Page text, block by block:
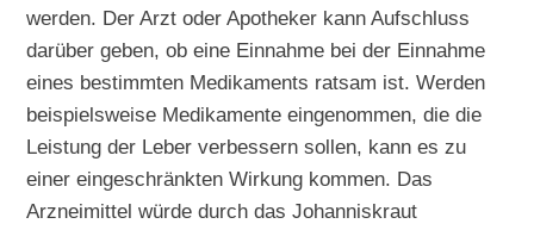
werden. Der Arzt oder Apotheker kann Aufschluss
darüber geben, ob eine Einnahme bei der Einnahme
eines bestimmten Medikaments ratsam ist. Werden
beispielsweise Medikamente eingenommen, die die
Leistung der Leber verbessern sollen, kann es zu
einer eingeschränkten Wirkung kommen. Das
Arzneimittel würde durch das Johanniskraut